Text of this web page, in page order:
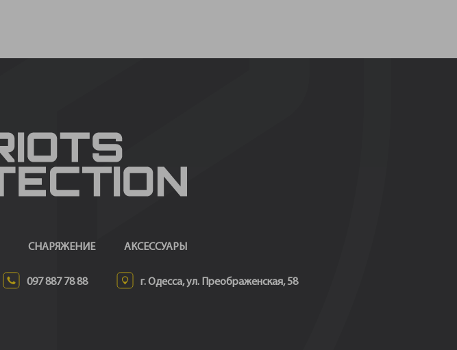
СНАРЯЖЕНИЕ АКСЕССУАРЫ
097 887 78 88 г. Одесса, ул. Преображенская, 58